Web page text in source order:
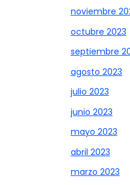
noviembre
octubre 2023
septiembre
agosto 2023
julio 2023
junio 2023
mayo 2023
abril 2023
marzo 2023